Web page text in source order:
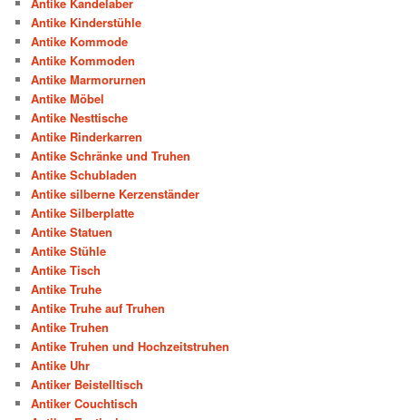
Antike Kinderstühle
Antike Kommode
Antike Kommoden
Antike Marmorurnen
Antike Möbel
Antike Nesttische
Antike Rinderkarren
Antike Schränke und Truhen
Antike Schubladen
Antike silberne Kerzenständer
Antike Silberplatte
Antike Statuen
Antike Stühle
Antike Tisch
Antike Truhe
Antike Truhe auf Truhen
Antike Truhen
Antike Truhen und Hochzeitstruhen
Antike Uhr
Antiker Beistelltisch
Antiker Couchtisch